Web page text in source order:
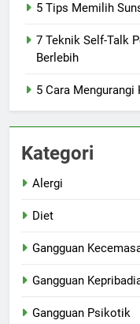
5 Tips Memilih
7 Teknik Self-Talk
Berlebih
5 Cara
Kategori
Alergi
Diet
Gangguan
Gangguan
Gangguan Psikotik